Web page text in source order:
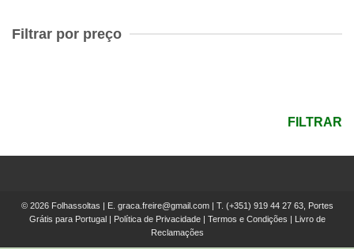
Filtrar por preço
FILTRAR
© 2026 Folhassoltas | E. graca.freire@gmail.com| T. (+351) 919 44 27 63, Portes
Grátis para Portugal | Política de Privacidade| Termos e Condições | Livro de
Reclamações